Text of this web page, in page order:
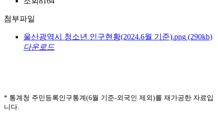
첨부파일
울산광역시 청소년 인구현황(2024.6월 기준).png (290kb)
다운로드
* 통계청 주민등록인구통계(6월 기준-외국인 제외)를 재가공한 자료입
니다.